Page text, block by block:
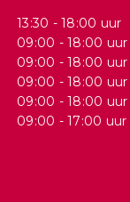
13:30 - 18:00 uur
09:00 - 18:00 uur
09:00 - 18:00 uur
09:00 - 18:00 uur
09:00 - 18:00 uur
09:00 - 17:00 uur